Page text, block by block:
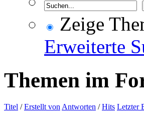
Zeige
Erweiterte
Themen im
Titel /Erstellt von Antworten /Hits Letzter